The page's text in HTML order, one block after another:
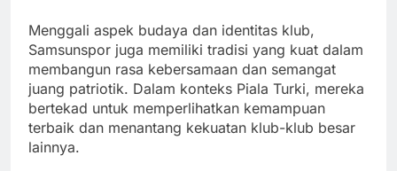
Menggali aspek budaya dan identitas klub,
Samsunspor juga memiliki tradisi yang kuat dalam
membangun rasa kebersamaan dan semangat
juang patriotik. Dalam konteks Piala Turki, mereka
bertekad untuk memperlihatkan kemampuan
terbaik dan menantang kekuatan klub-klub besar
lainnya.